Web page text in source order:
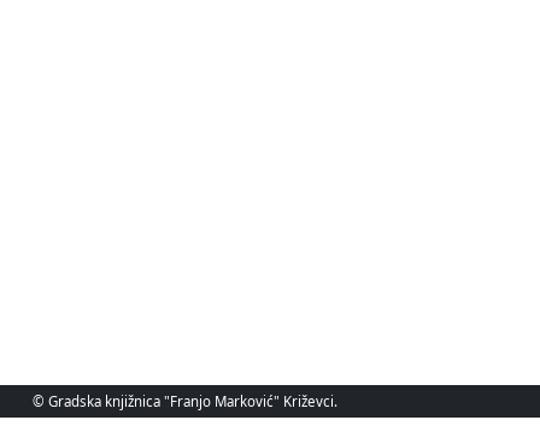
© Gradska knjižnica "Franjo Marković" Križevci.